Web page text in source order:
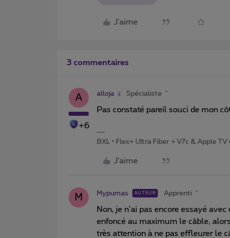
J'aime
3 commentaires
A
+6
alloja Spécialiste
Pas constaté pareil souci de mon
BXL • Flex+ Ultra Fiber + V7c & Apple TV
J'aime
M Mypumas AUTEUR Apprenti
Non, je n’ai pas encore essayé
enfoncé au maximum le câble,
très attention à ne pas effleurer le